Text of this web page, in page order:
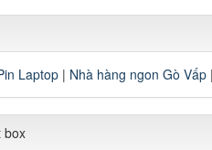
Laptop | Nhà hàng ngon Gò Vấp
box